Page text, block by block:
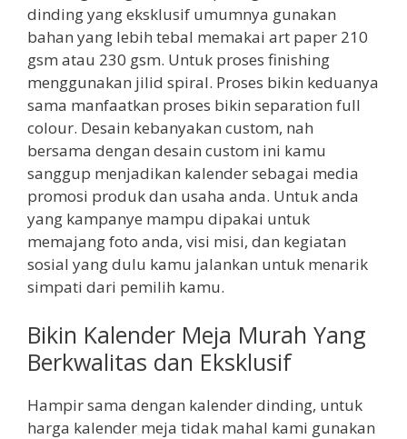
dinding yang eksklusif umumnya gunakan
bahan yang lebih tebal memakai art paper 210
gsm atau 230 gsm. Untuk proses finishing
menggunakan jilid spiral. Proses bikin keduanya
sama manfaatkan proses bikin separation full
colour. Desain kebanyakan custom, nah
bersama dengan desain custom ini kamu
sanggup menjadikan kalender sebagai media
promosi produk dan usaha anda. Untuk anda
yang kampanye mampu dipakai untuk
memajang foto anda, visi misi, dan kegiatan
sosial yang dulu kamu jalankan untuk menarik
simpati dari pemilih kamu.
Bikin Kalender Meja Murah Yang
Berkwalitas dan Eksklusif
Hampir sama dengan kalender dinding, untuk
harga kalender meja tidak mahal kami gunakan